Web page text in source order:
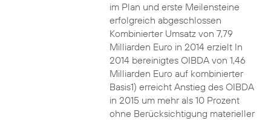
im Plan und erste Meilensteine
erfolgreich abgeschlossen
Kombinierter Umsatz von 7,79
Milliarden Euro in 2014 erzielt In
2014 bereinigtes OIBDA von 1,46
Milliarden Euro auf kombinierter
Basis1) erreicht Anstieg des OIBDA
in 2015 um mehr als 10 Prozent
ohne Berücksichtigung materieller